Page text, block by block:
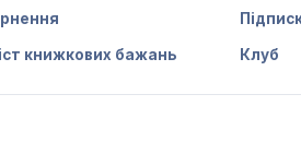
книжкових бажань Клуб